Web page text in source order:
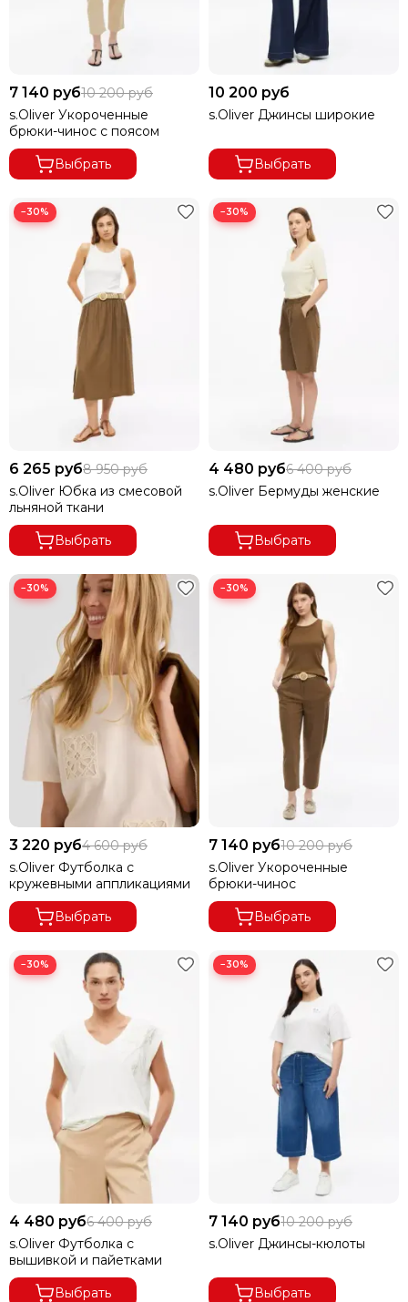
EXPRESSO
SEA BARRIER
FABRETTI
Pierre Cardin
SUMMUM
THE FASHION PEOPLE
7 140 руб10 200 руб
s.Oliver Укороченные
брюки-чинос с поясом
Выбрать
10 200 руб
s.Oliver Джинсы широкие
Выбрать
−30%
6 265 руб8 950 руб
s.Oliver Юбка из смесовой
льняной ткани
Выбрать
−30%
4 480 руб6 400 руб
s.Oliver Бермуды женские
Выбрать
−30%
3 220 руб4 600 руб
s.Oliver Футболка с
кружевными аппликациями
Выбрать
−30%
7 140 руб10 200 руб
s.Oliver Укороченные
брюки-чинос
Выбрать
−30%
4 480 руб6 400 руб
s.Oliver Футболка с
вышивкой и пайетками
Выбрать
−30%
7 140 руб10 200 руб
s.Oliver Джинсы-кюлоты
Выбрать